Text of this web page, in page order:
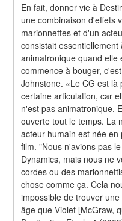
En fait, donner vie à
une combinaison d'effets
marionnettes et d'un
consistait
animatronique quand
commence à bouger,
Johnstone. «Le CG est
certaine articulation, car
n'est pas animatronique.
ouverte tout le temps. La
acteur humain est née
film. "Nous n'avions pas
Dynamics, mais nous ne
cordes ou des
chose comme ça. Cela
impossible de trouver
âge que Violet [McGraw,